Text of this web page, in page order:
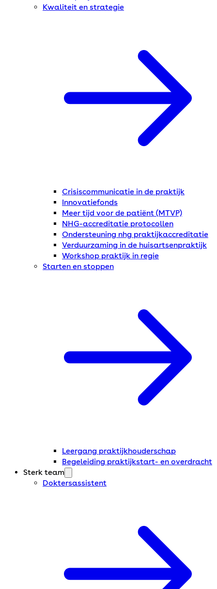
Kwaliteit en strategie
Crisiscommunicatie in de praktijk
Innovatiefonds
Meer tijd voor de patiënt (MTVP)
NHG-accreditatie protocollen
Ondersteuning nhg praktijkaccreditatie
Verduurzaming in de huisartsenpraktijk
Workshop praktijk in regie
Starten en stoppen
Leergang praktijkhouderschap
Begeleiding praktijkstart- en overdracht
Sterk team
Doktersassistent